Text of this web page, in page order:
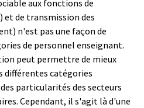
aux fonctions de
de transmission des
n'est pas une façon de
de personnel enseignant.
peut permettre de mieux
catégories
particularités des secteurs
Cependant, il s'agit là d'une